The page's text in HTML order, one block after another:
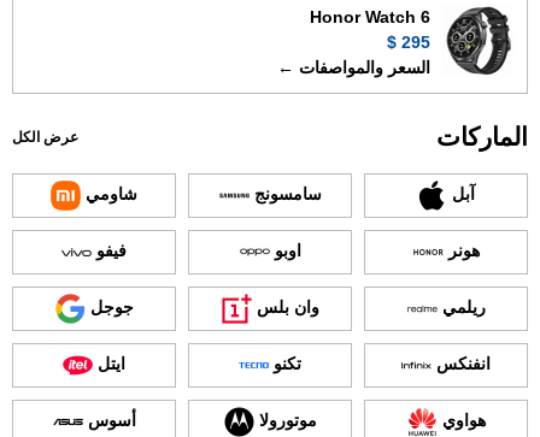
Honor Watch 6
295 $
السعر والمواصفات ←
الماركات عرض الكل
آبل سامسونج شاومي
هونر اوبو فيفو
ريلمي وان بلس جوجل
انفنكس تكنو ايتل
هواوي موتورولا أسوس